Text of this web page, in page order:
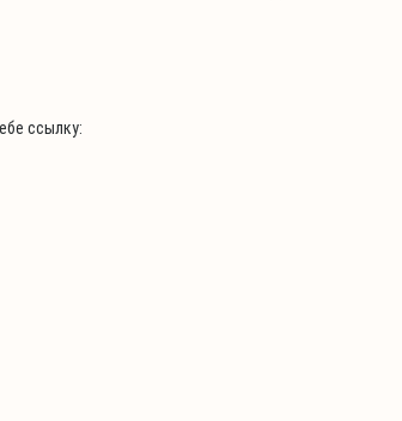
ссылку: